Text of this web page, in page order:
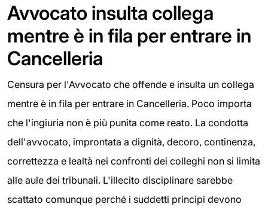
Avvocato insulta collega
mentre è in fila per entrare in
Cancelleria
Censura per l'Avvocato che offende e insulta un collega
mentre è in fila per entrare in Cancelleria. Poco importa
che l'ingiuria non è più punita come reato. La condotta
dell'avvocato, improntata a dignità, decoro, continenza,
correttezza e lealtà nei confronti dei colleghi non si limita
alle aule dei tribunali. L'illecito disciplinare sarebbe
scattato comunque perché i suddetti principi devono